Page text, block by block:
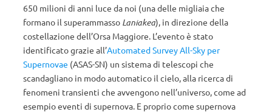
650 milioni di anni luce da noi (una delle migliaia che
formano il superammasso Laniakea), in direzione della
costellazione dell’Orsa Maggiore. L’evento è stato
identificato grazie all’Automated Survey All-Sky per
Supernovae (ASAS-SN) un sistema di telescopi che
scandagliano in modo automatico il cielo, alla ricerca di
fenomeni transienti che avvengono nell’universo, come ad
esempio eventi di supernova. E proprio come supernova